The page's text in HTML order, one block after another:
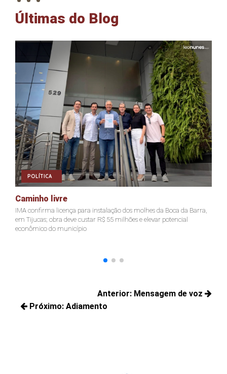
Últimas do Blog
POLÍTICA
Caminho livre
IMA confirma licença para instalação dos molhes da Boca da Barra,
em Tijucas; obra deve custar R$ 55 milhões e elevar potencial
econômico do município
de
Anterior: Mensagem de voz
Próximo: Adiamento